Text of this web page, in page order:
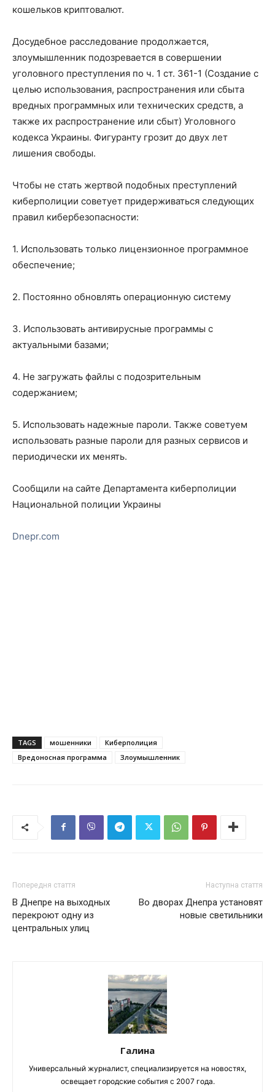
кошельков криптовалют.
Досудебное расследование продолжается,
злоумышленник подозревается в совершении
уголовного преступления по ч. 1 ст. 361-1 (Создание с
целью использования, распространения или сбыта
вредных программных или технических средств, а
также их распространение или сбыт) Уголовного
кодекса Украины. Фигуранту грозит до двух лет
лишения свободы.
Чтобы не стать жертвой подобных преступлений
киберполиции советует придерживаться следующих
правил кибербезопасности:
1. Использовать только лицензионное программное
обеспечение;
2. Постоянно обновлять операционную систему
3. Использовать антивирусные программы с
актуальными базами;
4. Не загружать файлы с подозрительным
содержанием;
5. Использовать надежные пароли. Также советуем
использовать разные пароли для разных сервисов и
периодически их менять.
Сообщили на сайте Департамента киберполиции
Национальной полиции Украины
Dnepr.com
TAGS мошенники
Киберполиция
Вредоносная программа
Злоумышленник
Попередня стаття
В Днепре на выходных
перекроют одну из
центральных улиц
Наступна стаття
Во дворах Днепра установят
новые светильники
Галина
Универсальный журналист, специализируется на новостях,
освещает городские события с 2007 года.